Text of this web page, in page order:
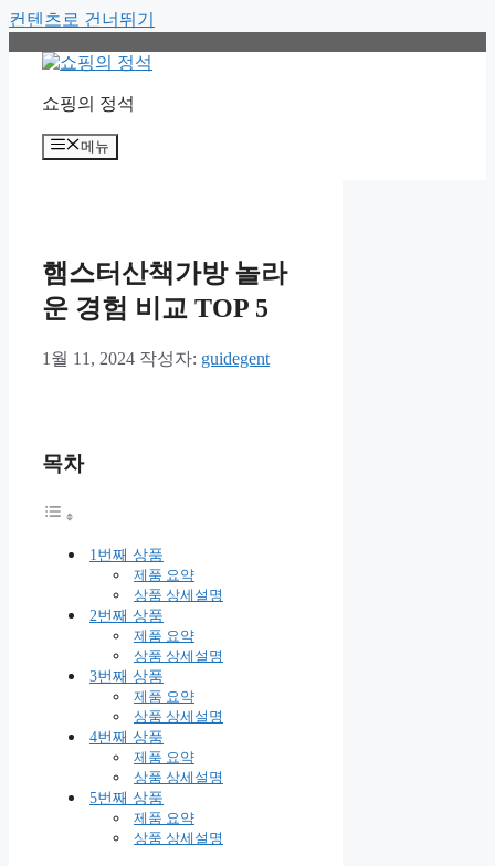
컨텐츠로 건너뛰기
쇼핑의 정석
메뉴
햄스터산책가방 놀라
운 경험 비교 TOP 5
1월 11, 2024 작성자: guidegent
목차
1번째 상품
제품 요약
상품 상세설명
2번째 상품
제품 요약
상품 상세설명
3번째 상품
제품 요약
상품 상세설명
4번째 상품
제품 요약
상품 상세설명
5번째 상품
제품 요약
상품 상세설명